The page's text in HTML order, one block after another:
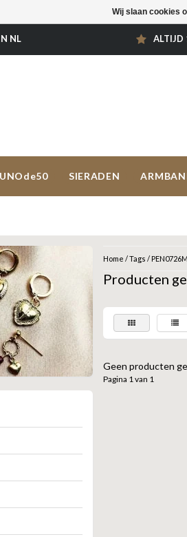
NL ALTIJD
UNOde50 SIERADEN
Home /Tags /
Producten
Geen producten
Pagina 1 van 1
Wij slaan cookies